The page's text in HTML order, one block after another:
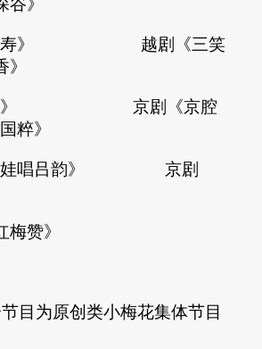
谷》
拜寿》 越剧《三笑
锤》 京剧《京腔
粹》
娃娃唱吕韵》 京剧
赞》
目为原创类小梅花集体节目